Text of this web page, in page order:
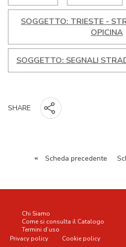
SOGGETTO: TRIESTE -
OPICINA
SOGGETTO: SEGNALI
SHARE
« Scheda precedente
Chi Siamo
Come si consulta il Catalogo
Termini d’uso
Privacy policy
Cookie policy